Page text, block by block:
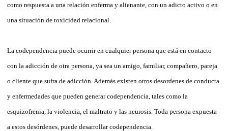
como respuesta a una relación enferma y alienante, con un adicto activo o en
una situación de toxicidad relacional.
La codependencia puede ocurrir en cualquier persona que está en contacto
con la adicción de otra persona, ya sea un amigo, familiar, compañero, pareja
o cliente que sufra de adicción. Además existen otros desordenes de conducta
y enfermedades que pueden generar codependencia, tales como la
esquizofrenia, la violencia, el maltrato y las neurosis. Toda persona expuesta
a estos desórdenes, puede desarrollar codependencia.